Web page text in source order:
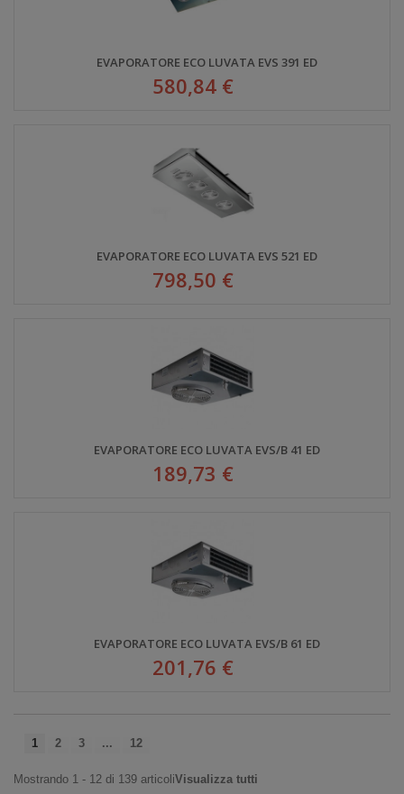
EVAPORATORE ECO LUVATA EVS 391 ED
580,84 €
EVAPORATORE ECO LUVATA EVS 521 ED
798,50 €
EVAPORATORE ECO LUVATA EVS/B 41 ED
189,73 €
EVAPORATORE ECO LUVATA EVS/B 61 ED
201,76 €
1 2 3 ... 12
Mostrando 1 - 12 di 139 articoliVisualizza tutti